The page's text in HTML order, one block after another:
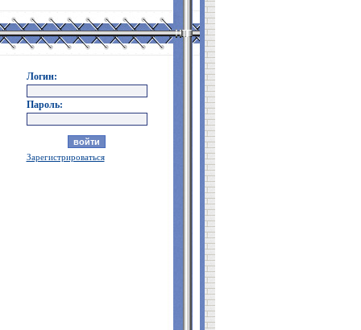
Логин:
Пароль:
Зарегистрироваться